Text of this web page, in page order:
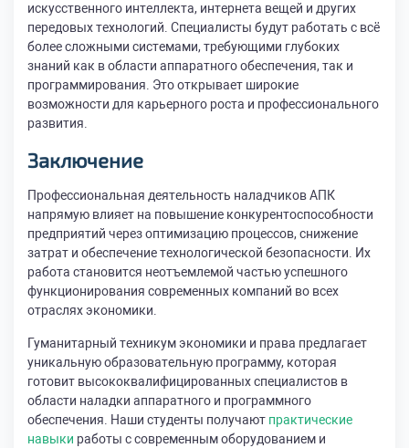
искусственного интеллекта, интернета вещей и других
передовых технологий. Специалисты будут работать с всё
более сложными системами, требующими глубоких
знаний как в области аппаратного обеспечения, так и
программирования. Это открывает широкие
возможности для карьерного роста и профессионального
развития.
Заключение
Профессиональная деятельность наладчиков АПК
напрямую влияет на повышение конкурентоспособности
предприятий через оптимизацию процессов, снижение
затрат и обеспечение технологической безопасности. Их
работа становится неотъемлемой частью успешного
функционирования современных компаний во всех
отраслях экономики.
Гуманитарный техникум экономики и права предлагает
уникальную образовательную программу, которая
готовит высококвалифицированных специалистов в
области наладки аппаратного и программного
обеспечения. Наши студенты получают практические
навыки работы с современным оборудованием и